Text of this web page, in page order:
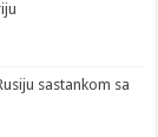
sastankom sa